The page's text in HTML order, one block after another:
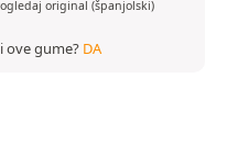
original (španjolski)
ove gume? DA